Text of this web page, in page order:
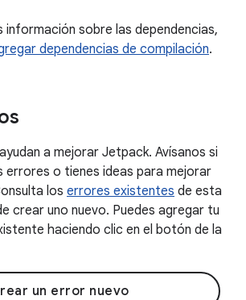
información sobre las dependencias,
dependencias de compilación.
a mejorar Jetpack. Avísanos si
errores o tienes ideas para mejorar
los errores existentes de esta
crear uno nuevo. Puedes agregar tu
haciendo clic en el botón de la
un error nuevo